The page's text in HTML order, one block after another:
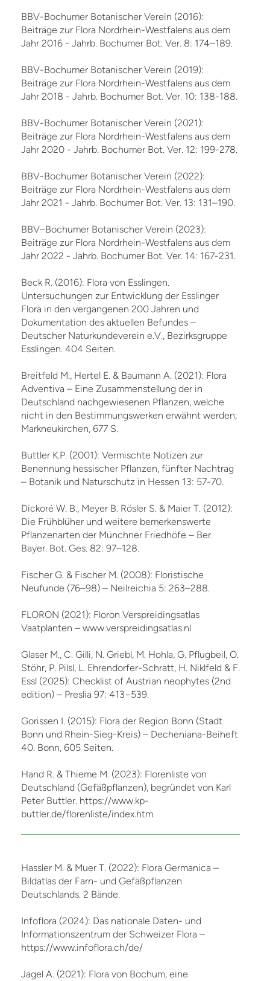
BBV-Bochumer Botanischer Verein (2016):
Beiträge zur Flora Nordrhein-Westfalens aus dem
Jahr 2016 - Jahrb. Bochumer Bot. Ver. 8: 174–189.
BBV-Bochumer Botanischer Verein (2019):
Beiträge zur Flora Nordrhein-Westfalens aus dem
Jahr 2018 - Jahrb. Bochumer Bot. Ver. 10: 138-188.
BBV-Bochumer Botanischer Verein (2021):
Beiträge zur Flora Nordrhein-Westfalens aus dem
Jahr 2020 - Jahrb. Bochumer Bot. Ver. 12: 199-278.
BBV-Bochumer Botanischer Verein (2022):
Beiträge zur Flora Nordrhein-Westfalens aus dem
Jahr 2021 - Jahrb. Bochumer Bot. Ver. 13: 131–190.
BBV–Bochumer Botanischer Verein (2023):
Beiträge zur Flora Nordrhein-Westfalens aus dem
Jahr 2022 - Jahrb. Bochumer Bot. Ver. 14: 167-231.
Beck R. (2016): Flora von Esslingen.
Untersuchungen zur Entwicklung der Esslinger
Flora in den vergangenen 200 Jahren und
Dokumentation des aktuellen Befundes –
Deutscher Naturkundeverein e.V., Bezirksgruppe
Esslingen. 404 Seiten.
Breitfeld M., Hertel E. & Baumann A. (2021): Flora
Adventiva – Eine Zusammenstellung der in
Deutschland nachgewiesenen Pflanzen, welche
nicht in den Bestimmungswerken erwähnt werden;
Markneukirchen, 677 S.
Buttler K.P. (2001): Vermischte Notizen zur
Benennung hessischer Pflanzen, fünfter Nachtrag
– Botanik und Naturschutz in Hessen 13: 57-70.
Dickoré W. B., Meyer B. Rösler S. & Maier T. (2012):
Die Frühblüher und weitere bemerkenswerte
Pflanzenarten der Münchner Friedhöfe – Ber.
Bayer. Bot. Ges. 82: 97–128.
Fischer G. & Fischer M. (2008): Floristische
Neufunde (76–98) – Neilreichia 5: 263–288.
FLORON (2021): Floron Verspreidingsatlas
Vaatplanten – www.verspreidingsatlas.nl
Glaser M., C. Gilli, N. Griebl, M. Hohla, G. Pflugbeil, O.
Stöhr, P. Pilsl, L. Ehrendorfer-Schratt, H. Niklfeld & F.
Essl (2025): Checklist of Austrian neophytes (2nd
edition) – Preslia 97: 413−539.
Gorissen I. (2015): Flora der Region Bonn (Stadt
Bonn und Rhein-Sieg-Kreis) – Decheniana-Beiheft
40. Bonn, 605 Seiten.
Hand R. & Thieme M. (2023): Florenliste von
Deutschland (Gefäßpflanzen), begründet von Karl
Peter Buttler. https://www.kp-
buttler.de/florenliste/index.htm
Hassler M. & Muer T. (2022): Flora Germanica –
Bildatlas der Farn- und Gefäßpflanzen
Deutschlands. 2 Bände.
Infoflora (2024): Das nationale Daten- und
Informationszentrum der Schweizer Flora –
https://www.infoflora.ch/de/
Jagel A. (2021): Flora von Bochum, eine